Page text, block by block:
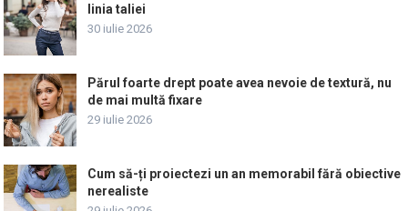
linia taliei
30 iulie 2026
Părul foarte drept poate avea nevoie de textură, nu
de mai multă fixare
29 iulie 2026
Cum să-ți proiectezi un an memorabil fără obiective
nerealiste